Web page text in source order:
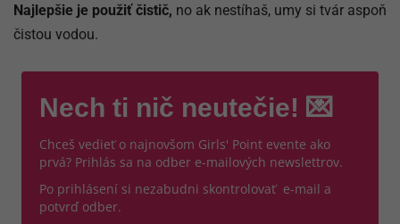
Najlepšie je použiť čistič, no ak nestíhaš, umy si tvár aspoň
čistou vodou.
Nech ti nič neutečie! 💌
Chceš vedieť o najnovšom Girls' Point evente ako
prvá? Prihlás sa na odber e-mailových newslettrov.
Po prihlásení si nezabudni skontrolovať e-mail a
potvrď odber.